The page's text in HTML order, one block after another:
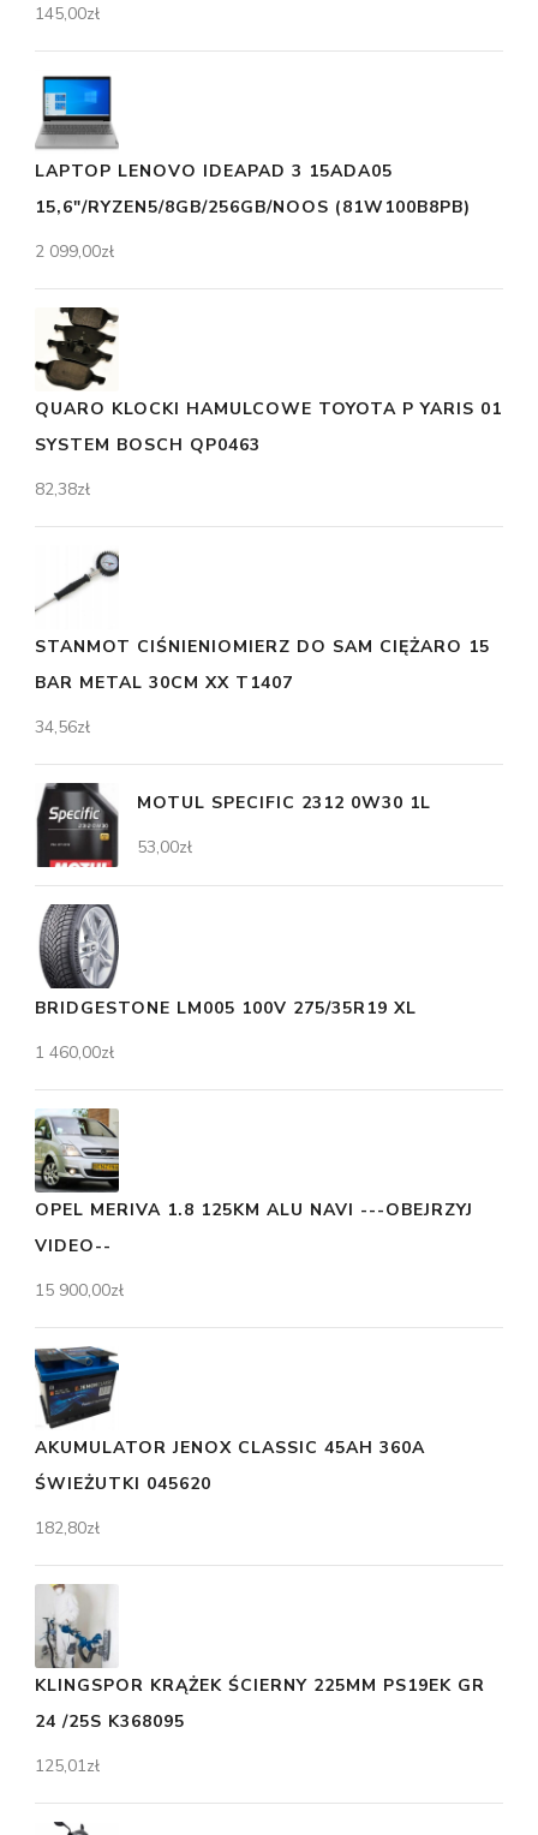
145,00zł
LAPTOP LENOVO IDEAPAD 3 15ADA05
15,6"/RYZEN5/8GB/256GB/NOOS (81W100B8PB)
2 099,00zł
QUARO KLOCKI HAMULCOWE TOYOTA P YARIS 01
SYSTEM BOSCH QP0463
82,38zł
STANMOT CIŚNIENIOMIERZ DO SAM CIĘŻARO 15
BAR METAL 30CM XX T1407
34,56zł
MOTUL SPECIFIC 2312 0W30 1L
53,00zł
BRIDGESTONE LM005 100V 275/35R19 XL
1 460,00zł
OPEL MERIVA 1.8 125KM ALU NAVI ---OBEJRZYJ
VIDEO--
15 900,00zł
AKUMULATOR JENOX CLASSIC 45AH 360A
ŚWIEŻUTKI 045620
182,80zł
KLINGSPOR KRĄŻEK ŚCIERNY 225MM PS19EK GR
24 /25S K368095
125,01zł